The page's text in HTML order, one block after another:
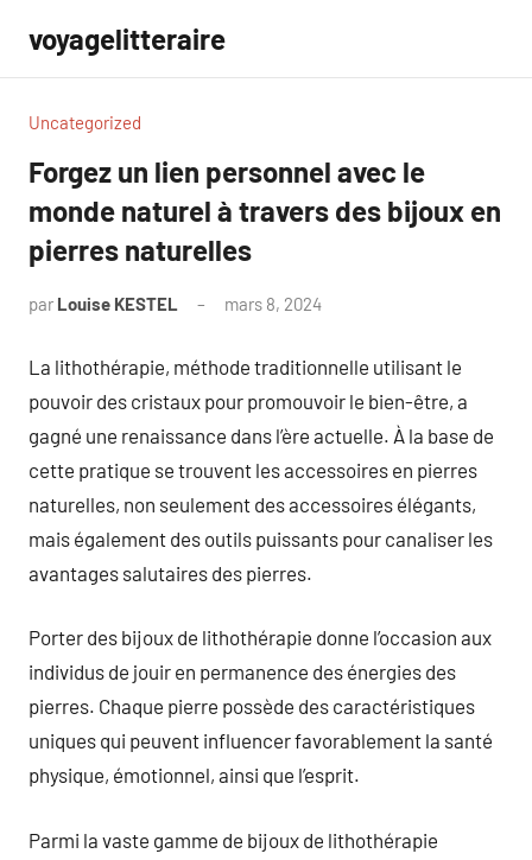
contenu
voyagelitteraire
Uncategorized
Forgez un lien personnel avec le
monde naturel à travers des bijoux en
pierres naturelles
par Louise KESTEL mars 8, 2024
La lithothérapie, méthode traditionnelle utilisant le
pouvoir des cristaux pour promouvoir le bien-être, a
gagné une renaissance dans l’ère actuelle. À la base de
cette pratique se trouvent les accessoires en pierres
naturelles, non seulement des accessoires élégants,
mais également des outils puissants pour canaliser les
avantages salutaires des pierres.
Porter des bijoux de lithothérapie donne l’occasion aux
individus de jouir en permanence des énergies des
pierres. Chaque pierre possède des caractéristiques
uniques qui peuvent influencer favorablement la santé
physique, émotionnel, ainsi que l’esprit.
Parmi la vaste gamme de bijoux de lithothérapie